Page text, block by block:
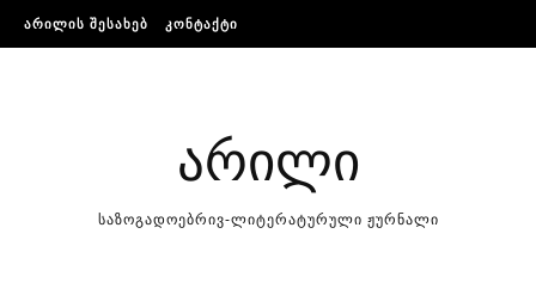
Skip to content
ᲐᲠᲘᲚᲘᲡ ᲨᲔᲡᲐᲮᲔᲑ ᲙᲝᲜᲢᲐᲥᲢᲘ
არილი
საზოგადოებრივ-ლიტერატურული ჟურნალი